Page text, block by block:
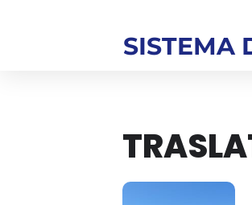
SISTEMA